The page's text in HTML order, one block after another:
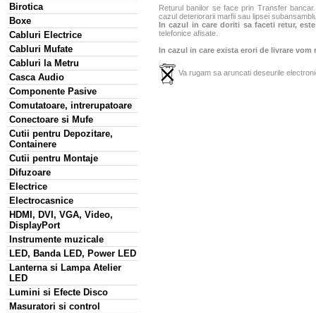
Birotica
Boxe
Cabluri Electrice
Cabluri Mufate
Cabluri la Metru
Casca Audio
Componente Pasive
Comutatoare, intrerupatoare
Conectoare si Mufe
Cutii pentru Depozitare,
Containere
Cutii pentru Montaje
Difuzoare
Electrice
Electrocasnice
HDMI, DVI, VGA, Video,
DisplayPort
Instrumente muzicale
LED, Banda LED, Power LED
Lanterna si Lampa Atelier
LED
Lumini si Efecte Disco
Masuratori si control
Returul banilor se face prin Transfer
cazul deteriorarii marfii sau lipsei
In cazul in care doriti sa faceti retur,
telefonice afisate.
In cazul in care exista erori de livrare
Va rugam sa aruncati deseurile